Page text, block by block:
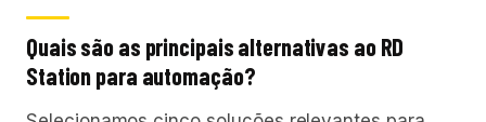
Quais são as principais alternativas ao RD
Station para automação?